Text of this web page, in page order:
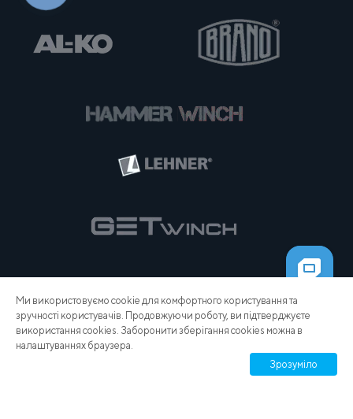
Ми використовуємо cookie для комфортного користування та
зручності користувачів. Продовжуючи роботу, ви підтверджуєте
використання cookies. Заборонити зберігання cookies можна в
налаштуваннях браузера.
Зрозуміло